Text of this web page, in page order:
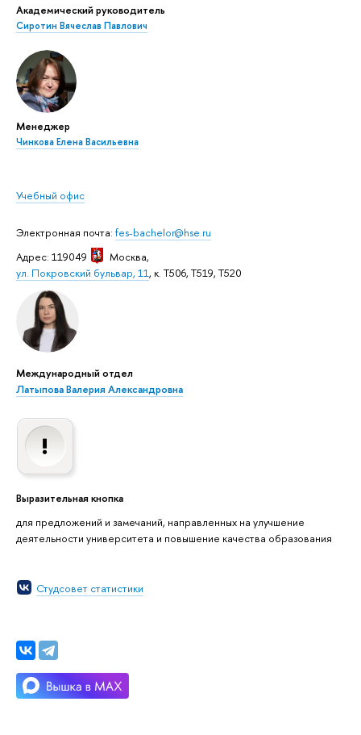
Академический руководитель
Сиротин Вячеслав Павлович
Менеджер
Чинкова Елена Васильевна
Учебный офис
Электронная почта: fes-bachelor@hse.ru
Адрес: 119049
Москва,
ул. Покровский бульвар, 11, к. Т506, Т519, Т520
Международный отдел
Латыпова Валерия Александровна
Выразительная кнопка
для предложений и замечаний, направленных на улучшение
деятельности университета и повышение качества образования
Студсовет статистики